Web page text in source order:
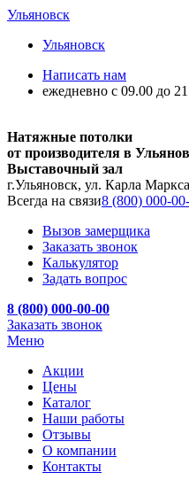
Ульяновск
Ульяновск
Написать нам
ежедневно с 09.00 до
Натяжные потолки
от производителя в
Выставочный зал
г.Ульяновск, ул. Карла
Всегда на связи8 (800) 000-
Вызов замерщика
Заказать звонок
Калькулятор
Задать вопрос
8 (800) 000-00-00
Заказать звонок
Меню
Акции
Цены
Каталог
Наши работы
Отзывы
О компании
Контакты